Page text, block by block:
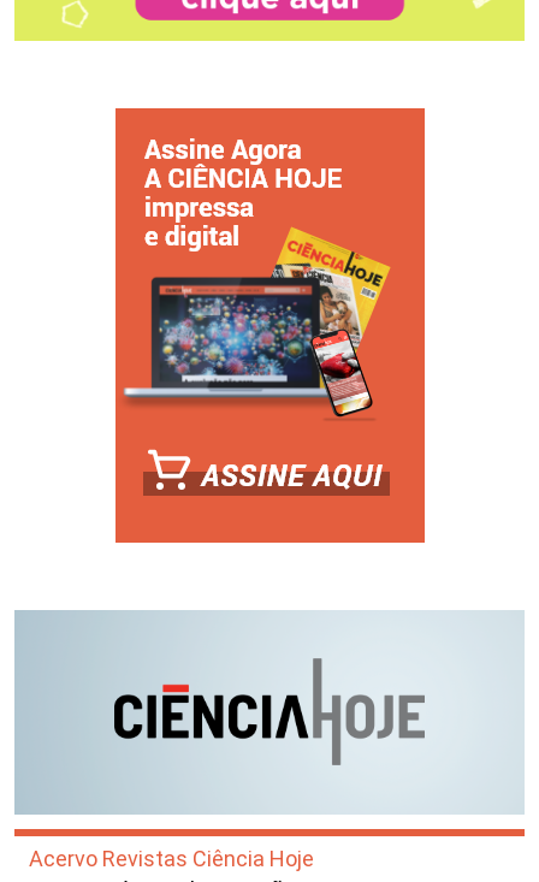
Acervo Revistas Ciência Hoje